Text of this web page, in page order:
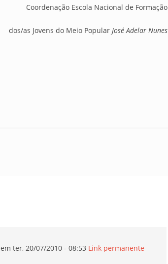
Coordenação Escola Nacional de Formação
dos/as Jovens do Meio Popular José Adelar Nunes
em ter, 20/07/2010 - 08:53 Link permanente